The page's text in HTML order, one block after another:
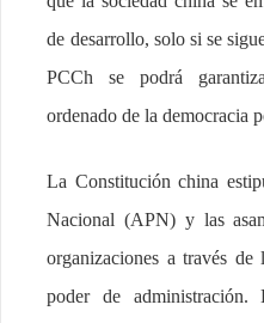
de desarrollo, solo si se
PCCh se podrá
ordenado de la democracia
La Constitución china
Nacional (APN) y las
organizaciones a través
poder de